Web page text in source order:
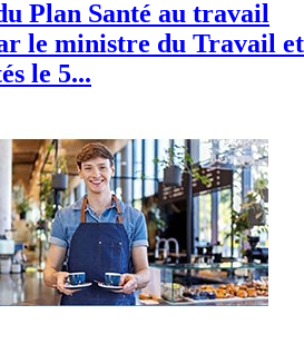
Plan Santé au travail
le ministre du Travail et
le 5...